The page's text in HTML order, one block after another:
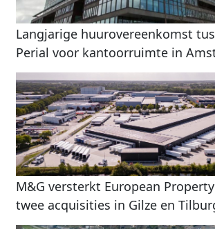
Langjarige huurovereenkomst
Perial voor kantoorruimte in
M&G versterkt European
twee acquisities in Gilze en